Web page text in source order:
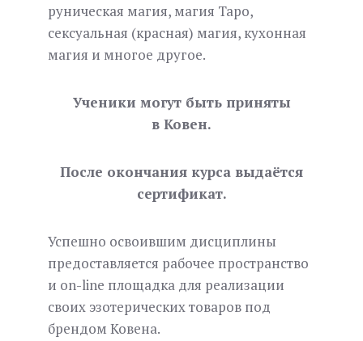
руническая магия, магия Таро,
сексуальная (красная) магия, кухонная
магия и многое другое.
Ученики могут быть приняты
в Ковен.
После окончания курса выдаётся
сертификат.
Успешно освоившим дисциплины
предоставляется рабочее пространство
и on-line площадка для реализации
своих эзотерических товаров под
брендом Ковена.